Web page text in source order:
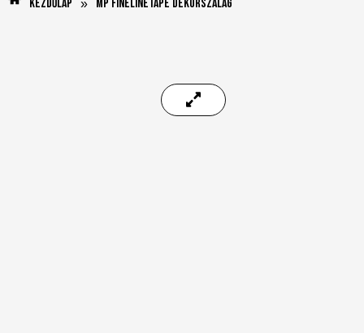
Kezdőlap » MP FineLineTape Dekorszalag